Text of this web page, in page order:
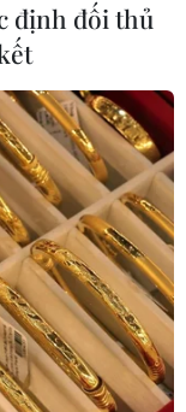
về đầu tư,
định đối thủ